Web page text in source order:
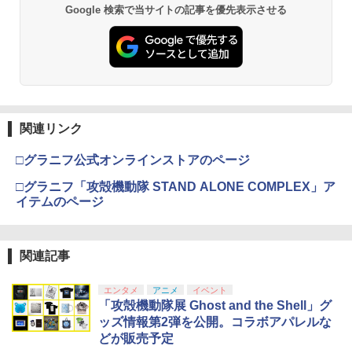
Google 検索で当サイトの記事を優先表示させる
関連リンク
□グラニフ公式オンラインストアのページ
□グラニフ「攻殻機動隊 STAND ALONE COMPLEX」ア
イテムのページ
関連記事
エンタメ アニメ イベント
「攻殻機動隊展 Ghost and the Shell」グ
ッズ情報第2弾を公開。コラボアパレルな
どが販売予定